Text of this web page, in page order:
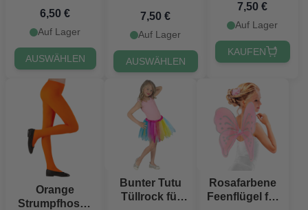
6,50 €
Auf Lager
AUSWÄHLEN
für Kinder
7,50 €
Auf Lager
AUSWÄHLEN
für Kinder
7,50 €
Auf Lager
KAUFEN
Orange
Strumpfhosen
Bunter Tutu
Tüllrock für
Rosafarbene
Feenflügel für